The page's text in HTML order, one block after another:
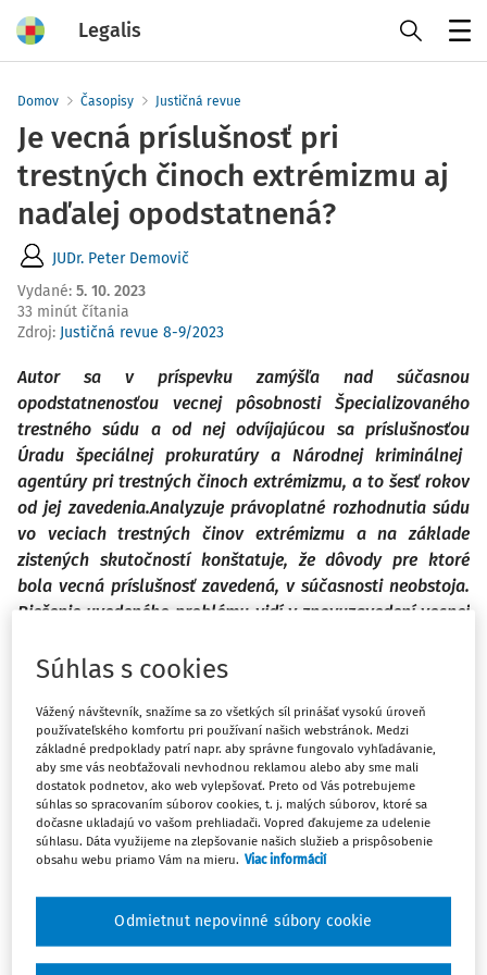
Legalis
Domov Časopisy Justičná revue
Je vecná príslušnosť pri
trestných činoch extrémizmu aj
naďalej opodstatnená?
JUDr. Peter Demovič
Vydané: 5. 10. 2023
33 minút čítania
Zdroj: Justičná revue 8-9/2023
Autor sa v príspevku zamýšľa nad súčasnou
opodstatnenosťou vecnej pôsobnostiŠpecializovaného
trestného súdu a od nej odvíjajúcou sa príslušnosťou
Úradu špeciálnej prokuratúry a Národnej kriminálnej
agentúry pri trestných činoch extrémizmu, a to šesť rokov
od jej zavedenia.Analyzuje právoplatné rozhodnutiasúdu
vo veciach trestných činov extrémizmu a na základe
zistených skutočnostíkonštatuje, že dôvody pre ktoré
bola vecná príslušnosť zavedená, v súčasnostineobstoja.
Riešenie uvedeného problému vidí v znovuzavedení vecnej
príslušnosti policajnýchútvarov na odhaľovanie,
In the article, the author reflects on the current validity of
the substantive scope ofthe Specialized Criminal Court
and the resulting competence of the Office of theSpecial
Prosecutor and the National Criminal Agency in the
criminal acts of extremism,six years after its introduction.
facts, concludesthat the reasons for which subject matter
jurisdiction was introduced, do notcurrently hold. As the
Súhlas s cookies
Vážený návštevník, snažíme sa zo všetkých síl prinášať vysokú úroveň
používateľského komfortu pri používaní našich webstránok. Medzi
základné predpoklady patrí napr. aby správne fungovalo vyhľadávanie,
aby sme vás neobťažovali nevhodnou reklamou alebo aby sme mali
dostatok podnetov, ako web vylepšovať. Preto od Vás potrebujeme
súhlas so spracovaním súborov cookies, t. j. malých súborov, ktoré sa
dočasne ukladajú vo vašom prehliadači. Vopred ďakujeme za udelenie
súhlasu. Dáta využijeme na zlepšovanie našich služieb a prispôsobenie
obsahu webu priamo Vám na mieru. Viac informácií
Odmietnut nepovinné súbory cookie